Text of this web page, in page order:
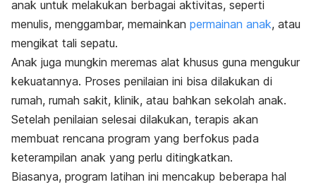
anak untuk melakukan berbagai aktivitas, seperti
menulis, menggambar, memainkan permainan anak, atau
mengikat tali sepatu.
Anak juga mungkin meremas alat khusus guna mengukur
kekuatannya. Proses penilaian ini bisa dilakukan di
rumah, rumah sakit, klinik, atau bahkan sekolah anak.
Setelah penilaian selesai dilakukan, terapis akan
membuat rencana program yang berfokus pada
keterampilan anak yang perlu ditingkatkan.
Biasanya, program latihan ini mencakup beberapa hal